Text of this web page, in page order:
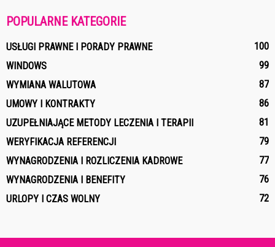
POPULARNE KATEGORIE
USŁUGI PRAWNE I PORADY PRAWNE
100
WINDOWS
99
WYMIANA WALUTOWA
87
UMOWY I KONTRAKTY
86
UZUPEŁNIAJĄCE METODY LECZENIA I TERAPII
81
WERYFIKACJA REFERENCJI
79
WYNAGRODZENIA I ROZLICZENIA KADROWE
77
WYNAGRODZENIA I BENEFITY
76
URLOPY I CZAS WOLNY
72